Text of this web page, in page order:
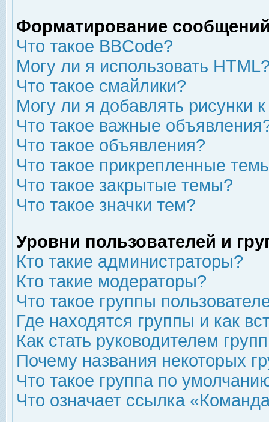
Форматирование
Что такое BBCode?
Могу ли я использовать
Что такое смайлики?
Могу ли я добавлять рисунки
Что такое важные
Что такое объявления?
Что такое прикрепленные
Что такое закрытые темы?
Что такое значки тем?
Уровни пользователей и
Кто такие администраторы?
Кто такие модераторы?
Что такое группы
Где находятся группы и как
Как стать руководителем
Почему названия некоторых
Что такое группа по
Что означает ссылка